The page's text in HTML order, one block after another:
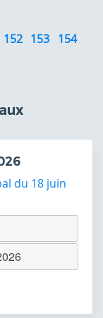
152 153 154
du 18 juin